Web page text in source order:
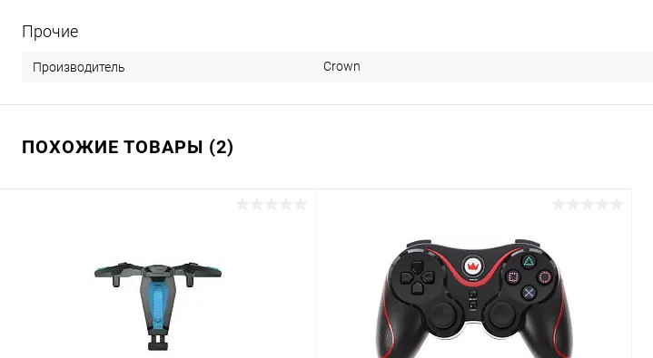
Прочие
Производитель Crown
ПОХОЖИЕ ТОВАРЫ (2)